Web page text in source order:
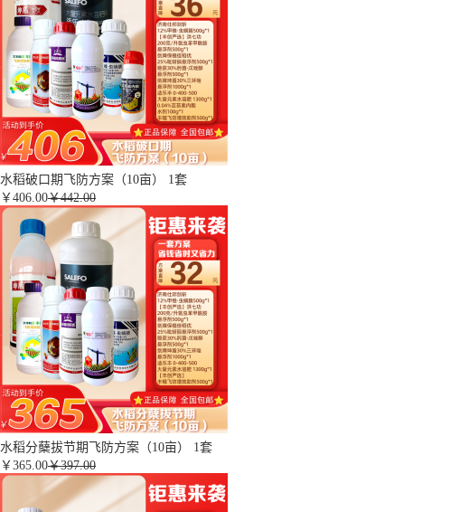
水稻破口期飞防方案（10亩） 1套
￥ 406.00￥442.00
水稻分蘖拔节期飞防方案（10亩） 1套
￥ 365.00￥397.00